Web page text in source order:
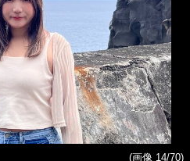
(画像 14/70)